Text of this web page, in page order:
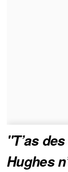
"T’as
Hughes